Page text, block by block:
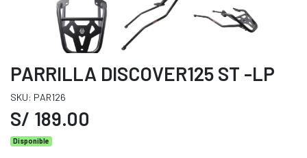
PARRILLA DISCOVER125 ST -LP
SKU: PAR126
S/ 189.00
Disponible